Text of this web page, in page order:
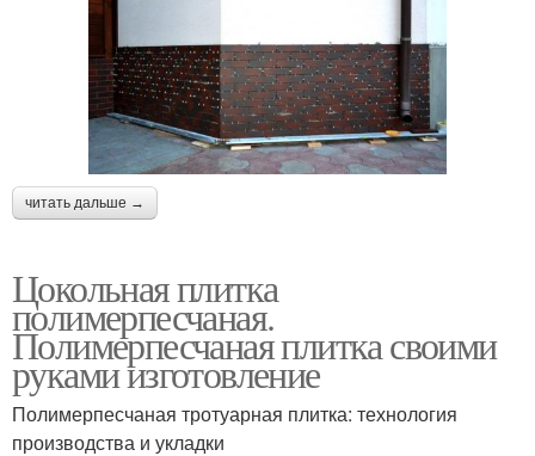
читать дальше →
Цокольная плитка
полимерпесчаная.
Полимерпесчаная плитка своими
руками изготовление
Полимерпесчаная тротуарная плитка: технология
производства и укладки